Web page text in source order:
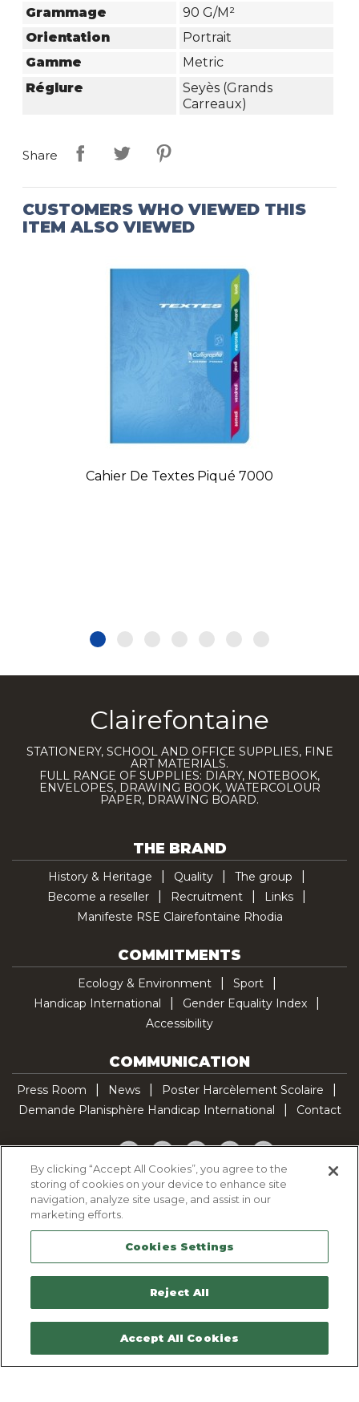
Grammage
90 G/m²
Orientation
Portrait
Gamme
Metric
Réglure
Seyès (grands
Carreaux)
Share
CUSTOMERS WHO VIEWED THIS
ITEM ALSO VIEWED
Cahier De Textes Piqué 7000
Clairefontaine
STATIONERY, SCHOOL AND OFFICE SUPPLIES, FINE
ART MATERIALS.
FULL RANGE OF SUPPLIES: DIARY, NOTEBOOK,
ENVELOPES, DRAWING BOOK, WATERCOLOUR
PAPER, DRAWING BOARD.
THE BRAND
History & Heritage Quality
The group
Become a reseller
Recruitment
Links
Manifeste RSE Clairefontaine Rhodia
COMMITMENTS
Ecology & Environment
Sport
Handicap International
Gender Equality Index
Accessibility
COMMUNICATION
Press Room News
Poster Harcèlement Scolaire
Demande Planisphère Handicap International
Contact
Facebook
TwitterYouTubePinterestTikTok
Cookie Policy
Legal Notice
Sitemap
Contactez-nous
By clicking “Accept All Cookies”, you agree to the
storing of cookies on your device to enhance site
navigation, analyze site usage, and assist in our
marketing efforts.
Cookies Settings
Reject All
Accept All Cookies